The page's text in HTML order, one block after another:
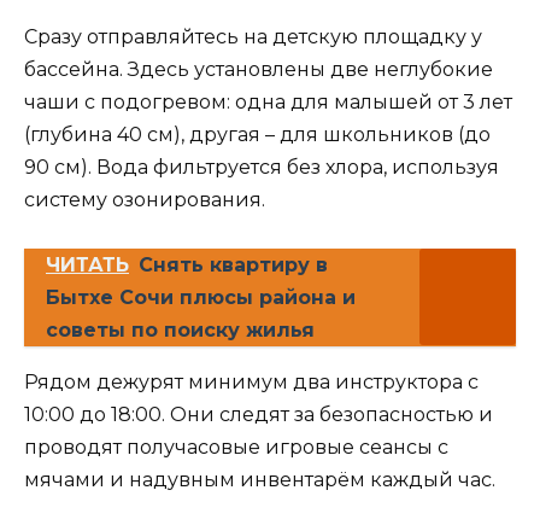
Сразу отправляйтесь на детскую площадку у
бассейна. Здесь установлены две неглубокие
чаши с подогревом: одна для малышей от 3 лет
(глубина 40 см), другая – для школьников (до
90 см). Вода фильтруется без хлора, используя
систему озонирования.
ЧИТАТЬ Снять квартиру в
Бытхе Сочи плюсы района и
советы по поиску жилья
Рядом дежурят минимум два инструктора с
10:00 до 18:00. Они следят за безопасностью и
проводят получасовые игровые сеансы с
мячами и надувным инвентарём каждый час.